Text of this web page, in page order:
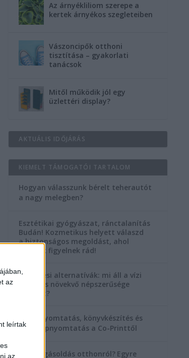
az
leírtak
az
Az árnyékliliom szerepe a
kertek árnyékos szegleteiben
Vászoncipők otthoni
tisztítása – gyakorlati
tanácsok
Mitől működik jól egy
üzlettéri display?
AKTUÁLIS IDŐJÁRÁS
KIEMELT TÁMOGATÓI TARTALOM
Hogyan válasszunk bérelt teherautót
a nagy melegben?
Esztétikai gyógyászat, ránctalanítás
Budán! Kozmetikus helyett válaszd
a biztonságos megoldást, ahol
orvosok figyelnek rád!
Temetési alternatívák: mi áll a vízi
temetés növekvő népszerűsége
mögött?
Könyvnyomtatás, könyvkészítés és
szórólapnyomtatás a Co-Printtől
Szorongásoldás otthonról? Egyre